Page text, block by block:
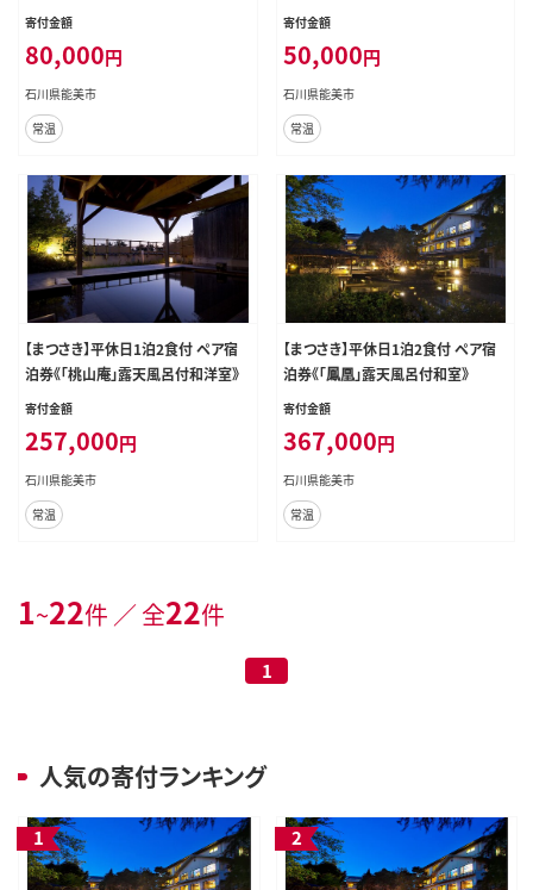
シェルジュでのご予約限定）
寄付金額
80,000円
石川県能美市
常温
シェルジュでのご予約限定）
寄付金額
50,000円
石川県能美市
常温
【まつさき】平休日1泊2食付 ペア宿
泊券《「桃山庵」露天風呂付和洋室》
寄付金額
257,000円
石川県能美市
常温
【まつさき】平休日1泊2食付 ペア宿
泊券《「鳳凰」露天風呂付和室》
寄付金額
367,000円
石川県能美市
常温
1~22件 ／ 全22件
1
人気の寄付ランキング